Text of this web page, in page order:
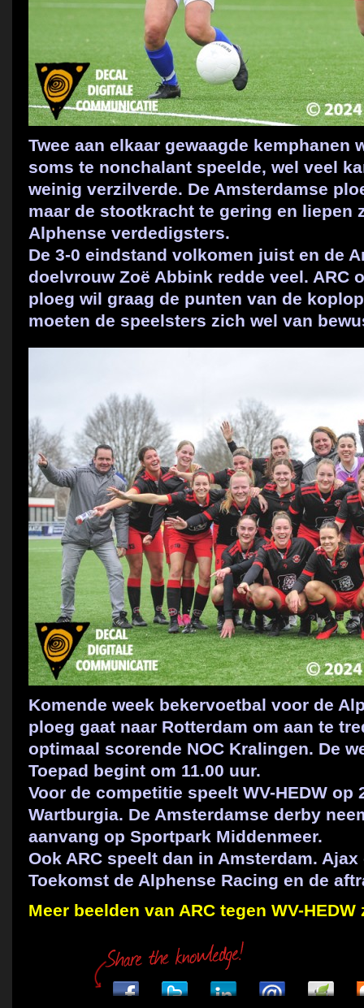
Twee aan elkaar gewaagde kemphanen
soms te nonchalant speelde, wel veel
weinig verzilverde. De Amsterdamse
maar de stootkracht te gering en liepen
Alphense verdedigsters.
De 3-0 eindstand volkomen juist en de
doelvrouw Zoë Abbink redde veel. ARC
ploeg wil graag de punten van de
moeten de speelsters zich wel van
Komende week bekervoetbal voor de
ploeg gaat naar Rotterdam om aan te
optimaal scorende NOC Kralingen. De
Toepad begint om 11.00 uur.
Voor de competitie speelt WV-HEDW op
Wartburgia. De Amsterdamse derby
aanvang op Sportpark Middenmeer.
Ook ARC speelt dan in Amsterdam.
Toekomst de Alphense Racing en de
Meer beelden van ARC tegen WV-